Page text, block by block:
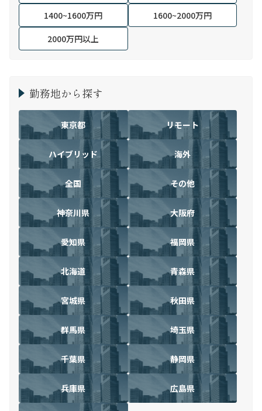
1400~1600万円
1600~2000万円
2000万円以上
勤務地から探す
東京都 リモート
ハイブリッド 海外
全国 その他
神奈川県 大阪府
愛知県 福岡県
北海道 青森県
宮城県 秋田県
群馬県 埼玉県
千葉県 静岡県
兵庫県 広島県